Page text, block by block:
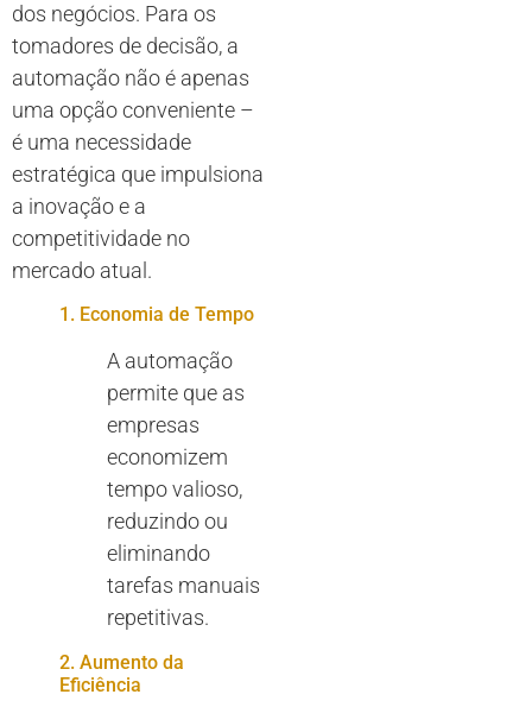
dos negócios. Para os
tomadores de decisão, a
automação não é apenas
uma opção conveniente –
é uma necessidade
estratégica que impulsiona
a inovação e a
competitividade no
mercado atual.
1. Economia de Tempo
A automação
permite que as
empresas
economizem
tempo valioso,
reduzindo ou
eliminando
tarefas manuais
repetitivas.
2. Aumento da
Eficiência